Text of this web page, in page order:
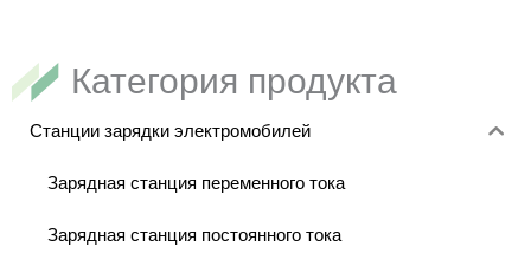
Категория продукта
Станции зарядки электромобилей
Зарядная станция переменного тока
Зарядная станция постоянного тока